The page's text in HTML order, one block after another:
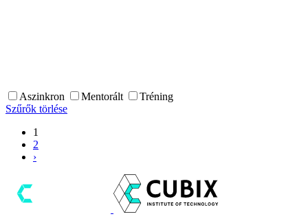
Aszinkron Mentorált
Tréning
Szűrők törlése
1
2
›